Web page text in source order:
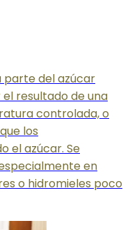
parte del azúcar
resultado de una
controlada, o
los
el azúcar. Se
en
o hidromieles poco